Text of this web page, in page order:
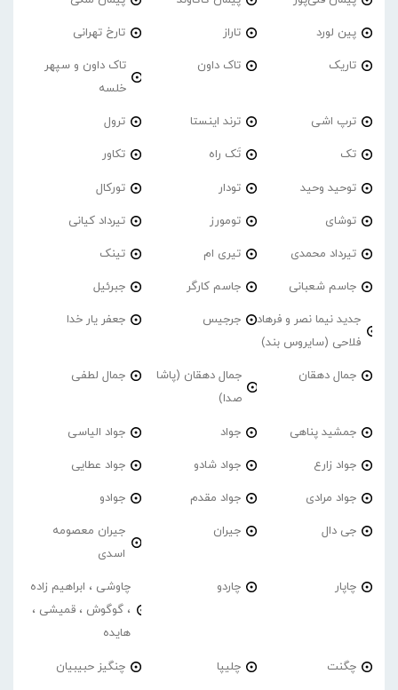
پین لورد تاراز تارخ تهرانی
تاریک تاک داون
تاک داون و سپهر
خلسه
ترپ اشی ترند اینستا ترول
تک تَک راه تکاور
توحید وحید تودار تورکال
توشای تومورز تیرداد کیانی
تیرداد محمدی تیری ام تینک
جاسم شعبانی جاسم کارگر جبرئیل
جدید نیما نصر و فرهاد
فلاحی (سایروس بند)
جرجیس جعفر یار خدا
جمال دهقان
جمال دهقان (پاشا
صدا)
جمال لطفی
جمشید پناهی جواد جواد الیاسی
جواد زارع جواد شادو جواد عطایی
جواد مرادی جواد مقدم جوادو
جی دال جیران
جیران معصومه
اسدی
چاپار چاردو
چاوشی ، ابراهیم زاده
، گوگوش ، قمیشی ،
هایده
چگنت چلیپا چنگیز حبیبیان